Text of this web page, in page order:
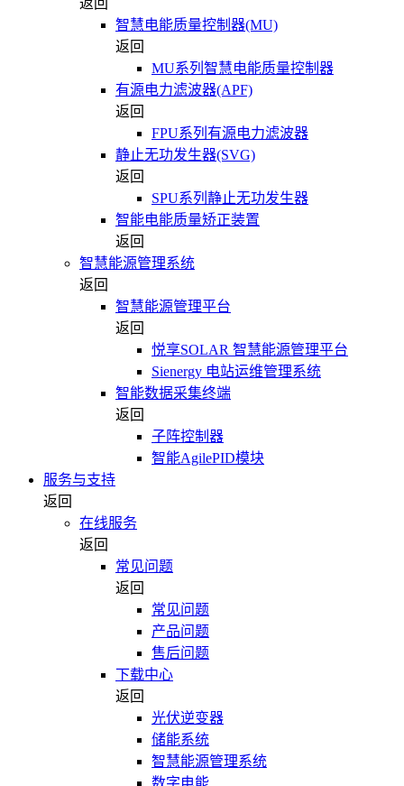
返回
智慧电能质量控制器(MU)
返回
MU系列智慧电能质量控制器
有源电力滤波器(APF)
返回
FPU系列有源电力滤波器
静止无功发生器(SVG)
返回
SPU系列静止无功发生器
智能电能质量矫正装置
返回
智慧能源管理系统
返回
智慧能源管理平台
返回
悦享SOLAR 智慧能源管理平台
Sienergy 电站运维管理系统
智能数据采集终端
返回
子阵控制器
智能AgilePID模块
服务与支持
返回
在线服务
返回
常见问题
返回
常见问题
产品问题
售后问题
下载中心
返回
光伏逆变器
储能系统
智慧能源管理系统
数字电能